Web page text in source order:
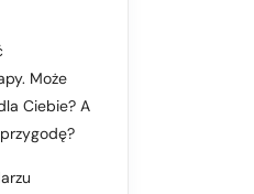
Może
Ciebie? A